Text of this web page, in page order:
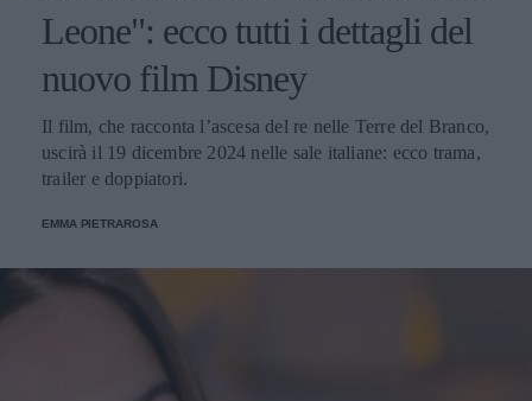
Leone": ecco tutti i dettagli del
nuovo film Disney
Il film, che racconta l’ascesa del re nelle Terre del Branco,
uscirà il 19 dicembre 2024 nelle sale italiane: ecco trama,
trailer e doppiatori.
EMMA PIETRAROSA